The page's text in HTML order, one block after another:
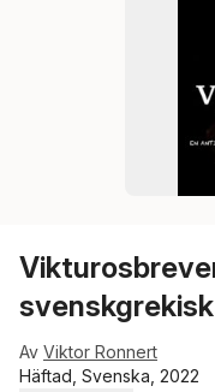
Av Viktor Ronnert
Häftad, Svenska, 2022